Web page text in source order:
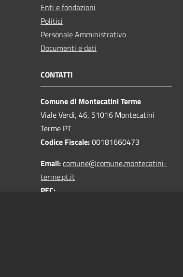
Enti e fondazioni
Politici
Personale Amministrativo
Documenti e dati
CONTATTI
Comune di Montecatini Terme
Viale Verdi, 46, 51016 Montecatini
Terme PT
Codice Fiscale:00181660473
Email:comune@comune.montecatini-
terme.pt.it
PEC: